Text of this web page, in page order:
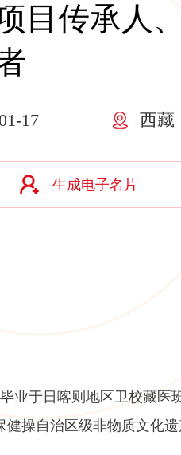
目传承人
17 西藏
生成电子名片
于日喀则地区卫校藏医
操自治区级非物质文化遗